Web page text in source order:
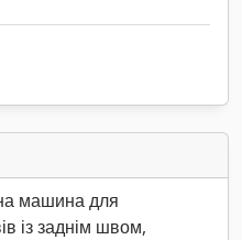
машина для
із заднім швом,